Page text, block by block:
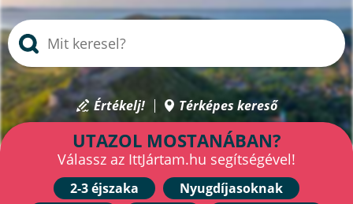
Értékelj! Térképes kereső
UTAZOL MOSTANÁBAN?
Válassz az IttJártam.hu segítségével!
2-3 éjszaka
Nyugdíjasoknak